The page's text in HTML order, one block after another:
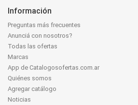
Información
Preguntas más frecuentes
Anunciá con nosotros?
Todas las ofertas
Marcas
App de Catalogosofertas.com.ar
Quiénes somos
Agregar catálogo
Noticias